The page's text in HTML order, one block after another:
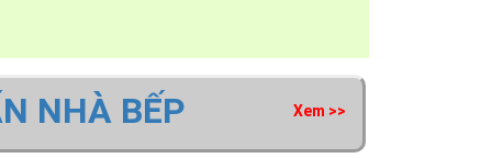
mua hàng.
gm-8999
NHÀ BẾP Xem >>